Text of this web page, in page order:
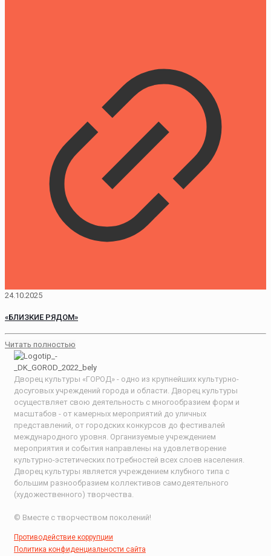
24.10.2025
«БЛИЗКИЕ РЯДОМ»
Читать полностью
Дворец культуры «ГОРОД» - одно из крупнейших культурно-
досуговых учреждений города и области. Дворец культуры
осуществляет свою деятельность с многообразием форм и
масштабов - от камерных мероприятий до уличных
представлений, от городских конкурсов до фестивалей
международного уровня. Организуемые учреждением
мероприятия и события направлены на удовлетворение
культурно-эстетических потребностей всех слоев населения.
Дворец культуры является учреждением клубного типа с
большим разнообразием коллективов самодеятельного
(художественного) творчества.
© Вместе с творчеством поколений!
Противодействие коррупции
Политика конфиденциальности сайта